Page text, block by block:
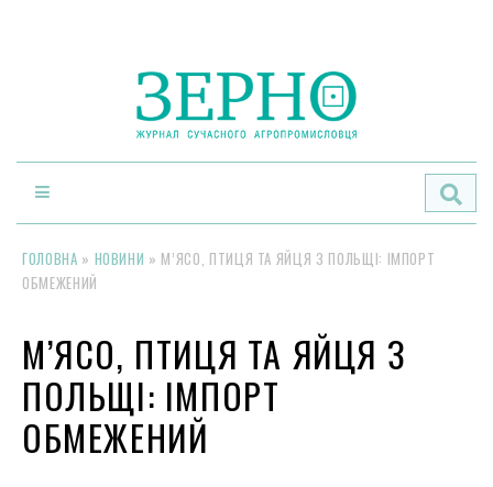
ГОЛОВНА » НОВИНИ » М’ЯСО, ПТИЦЯ ТА ЯЙЦЯ З ПОЛЬЩІ: ІМПОРТ
ОБМЕЖЕНИЙ
М’ЯСО, ПТИЦЯ ТА ЯЙЦЯ З
ПОЛЬЩІ: ІМПОРТ
ОБМЕЖЕНИЙ